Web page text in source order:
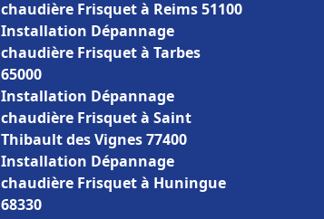
chaudière Frisquet à Reims 51100
Installation Dépannage
chaudière Frisquet à Tarbes
65000
Installation Dépannage
chaudière Frisquet à Saint
Thibault des Vignes 77400
Installation Dépannage
chaudière Frisquet à Huningue
68330